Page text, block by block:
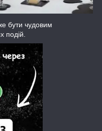
бути чудовим
подій.